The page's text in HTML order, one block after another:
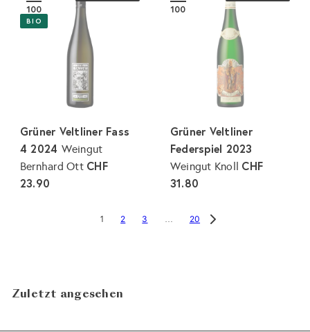
100
BIO
Grüner Veltliner Fass
4 2024 Weingut
Bernhard Ott CHF
23.90
100
Grüner Veltliner
Federspiel 2023
Weingut Knoll CHF
31.80
1 2 3 … 20
Zuletzt angesehen